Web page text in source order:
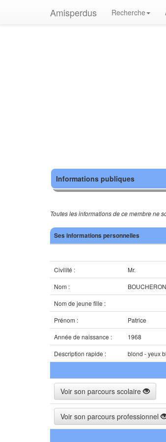
Amisperdus Recherche
Informations publiques
Toutes les informations de ce membre ne
Ses informations personnelles
Civilité :
Mr.
Nom :
BOUCHERON
Nom de jeune fille :
Prénom :
Patrice
Année de naissance :
1968
Description rapide :
blond - yeux
Voir son parcours scolaire
Voir son parcours professionnel